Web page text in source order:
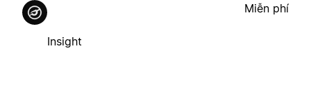
Insight
Miễn phí